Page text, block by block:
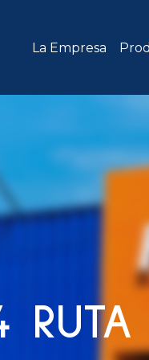
La Empresa